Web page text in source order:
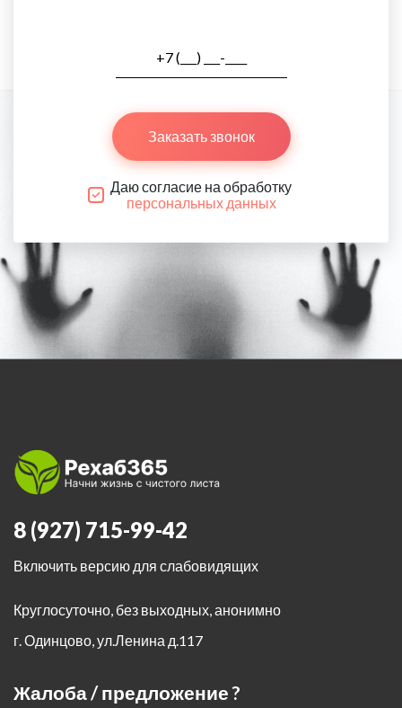
Заказать звонок
Даю согласие на обработку
персональных данных
8 (927) 715-99-42
Включить версию для слабовидящих
Круглосуточно, без выходных, анонимно
г. Одинцово,ул.Ленина д.117
Жалоба / предложение ?